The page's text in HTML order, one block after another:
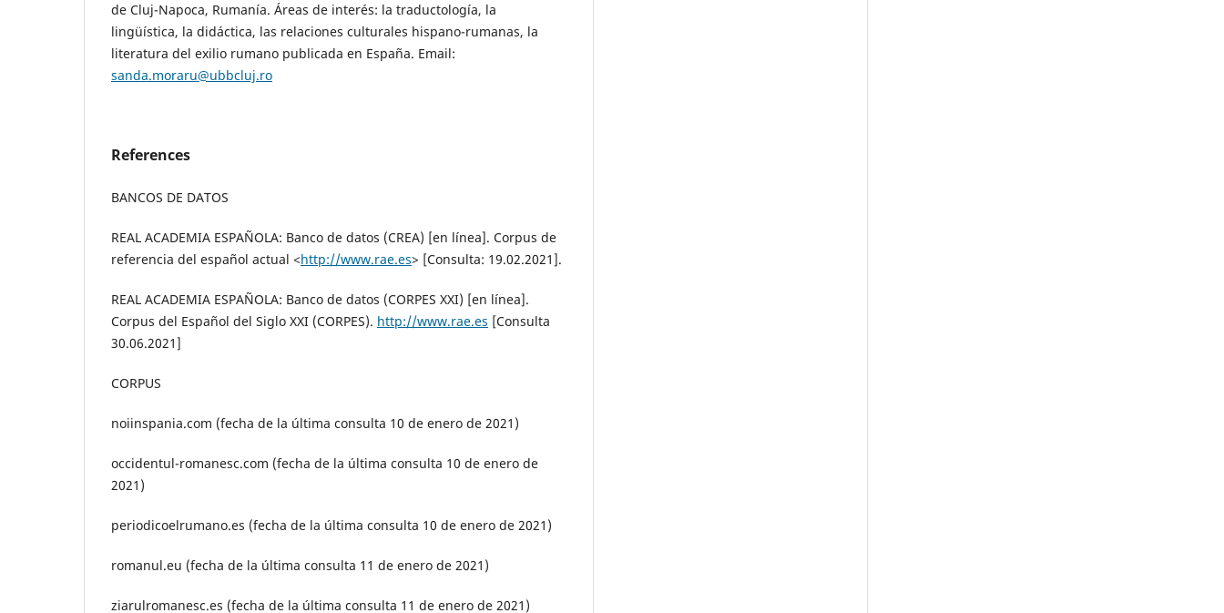
de Cluj-Napoca, Rumanía. Áreas de interés: la traductología, la
lingüística, la didáctica, las relaciones culturales hispano-rumanas, la
literatura del exilio rumano publicada en España. Email:
sanda.moraru@ubbcluj.ro
References
BANCOS DE DATOS
REAL ACADEMIA ESPAÑOLA: Banco de datos (CREA) [en línea]. Corpus de
referencia del español actual <http://www.rae.es> [Consulta: 19.02.2021].
REAL ACADEMIA ESPAÑOLA: Banco de datos (CORPES XXI) [en línea].
Corpus del Español del Siglo XXI (CORPES). http://www.rae.es [Consulta
30.06.2021]
CORPUS
noiinspania.com (fecha de la última consulta 10 de enero de 2021)
occidentul-romanesc.com (fecha de la última consulta 10 de enero de
2021)
periodicoelrumano.es (fecha de la última consulta 10 de enero de 2021)
romanul.eu (fecha de la última consulta 11 de enero de 2021)
ziarulromanesc.es (fecha de la última consulta 11 de enero de 2021)